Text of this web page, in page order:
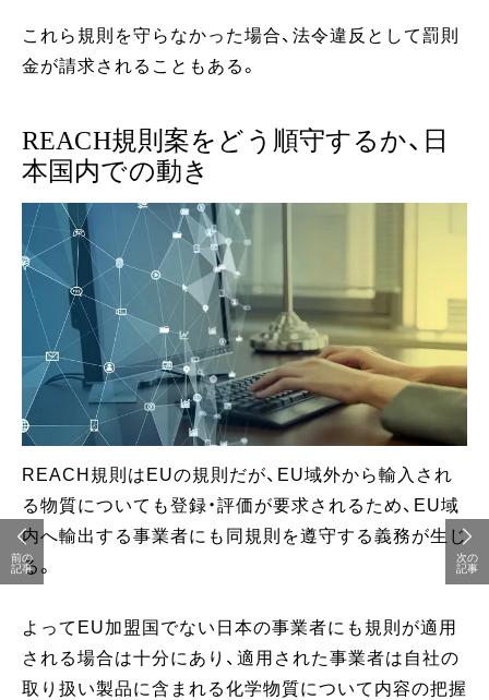
これら規則を守らなかった場合、法令違反として罰則
金が請求されることもある。
REACH規則案をどう順守するか、日
本国内での動き
REACH規則はEUの規則だが、EU域外から輸入され
る物質についても登録・評価が要求されるため、EU域
内へ輸出する事業者にも同規則を遵守する義務が生じ
る。
よってEU加盟国でない日本の事業者にも規則が適用
される場合は十分にあり、適用された事業者は自社の
取り扱い製品に含まれる化学物質について内容の把握
前の
記事
次の
記事